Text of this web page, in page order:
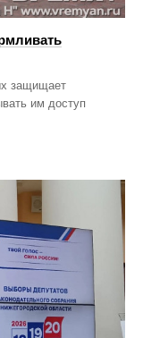
защищает
им доступ